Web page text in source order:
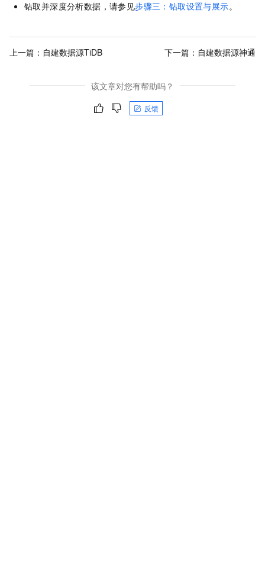
钻取并深度分析数据，请参见步骤三：钻取设置与展示。
上一篇： 自建数据源TiDB 下一篇： 自建数据源神通
该文章对您有帮助吗？
反馈